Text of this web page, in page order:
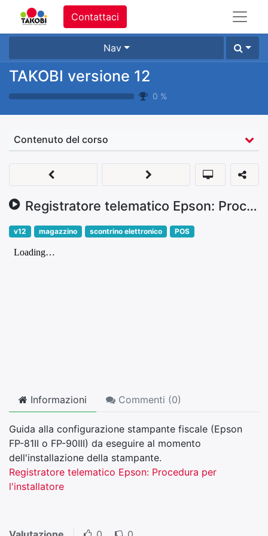
Contattaci
Nav
TAKOBI versione 12
0 %
Contenuto del corso
Registratore telematico Epson: Procedura per l'installatore
v12 magazzino scontrino elettronico POS
Informazioni Commenti (0)
Guida alla configurazione stampante fiscale (Epson
FP-81II o FP-90III) da eseguire al momento
dell'installazione della stampante.
Registratore telematico Epson: Procedura per
l'installatore